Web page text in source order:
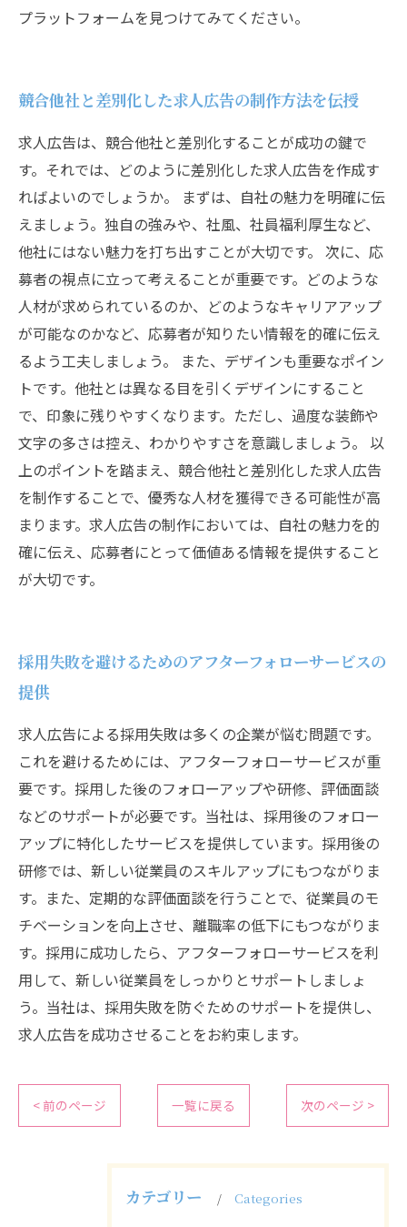
プラットフォームを見つけてみてください。
競合他社と差別化した求人広告の制作方法を伝授
求人広告は、競合他社と差別化することが成功の鍵で
す。それでは、どのように差別化した求人広告を作成す
ればよいのでしょうか。 まずは、自社の魅力を明確に伝
えましょう。独自の強みや、社風、社員福利厚生など、
他社にはない魅力を打ち出すことが大切です。 次に、応
募者の視点に立って考えることが重要です。どのような
人材が求められているのか、どのようなキャリアアップ
が可能なのかなど、応募者が知りたい情報を的確に伝え
るよう工夫しましょう。 また、デザインも重要なポイン
トです。他社とは異なる目を引くデザインにすること
で、印象に残りやすくなります。ただし、過度な装飾や
文字の多さは控え、わかりやすさを意識しましょう。 以
上のポイントを踏まえ、競合他社と差別化した求人広告
を制作することで、優秀な人材を獲得できる可能性が高
まります。求人広告の制作においては、自社の魅力を的
確に伝え、応募者にとって価値ある情報を提供すること
が大切です。
採用失敗を避けるためのアフターフォローサービスの
提供
求人広告による採用失敗は多くの企業が悩む問題です。
これを避けるためには、アフターフォローサービスが重
要です。採用した後のフォローアップや研修、評価面談
などのサポートが必要です。当社は、採用後のフォロー
アップに特化したサービスを提供しています。採用後の
研修では、新しい従業員のスキルアップにもつながりま
す。また、定期的な評価面談を行うことで、従業員のモ
チベーションを向上させ、離職率の低下にもつながりま
す。採用に成功したら、アフターフォローサービスを利
用して、新しい従業員をしっかりとサポートしましょ
う。当社は、採用失敗を防ぐためのサポートを提供し、
求人広告を成功させることをお約束します。
< 前のページ 一覧に戻る 次のページ >
カテゴリー Categories